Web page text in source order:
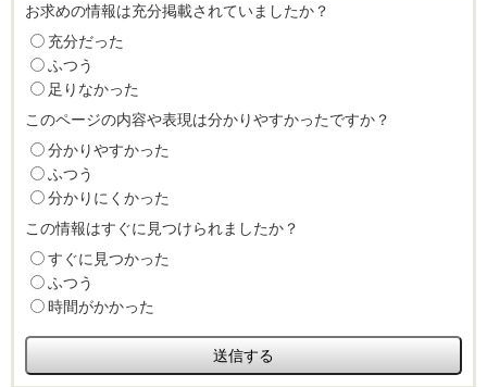
お求めの情報は充分掲載されていましたか？
充分だった
ふつう
足りなかった
このページの内容や表現は分かりやすかったですか？
分かりやすかった
ふつう
分かりにくかった
この情報はすぐに見つけられましたか？
すぐに見つかった
ふつう
時間がかかった